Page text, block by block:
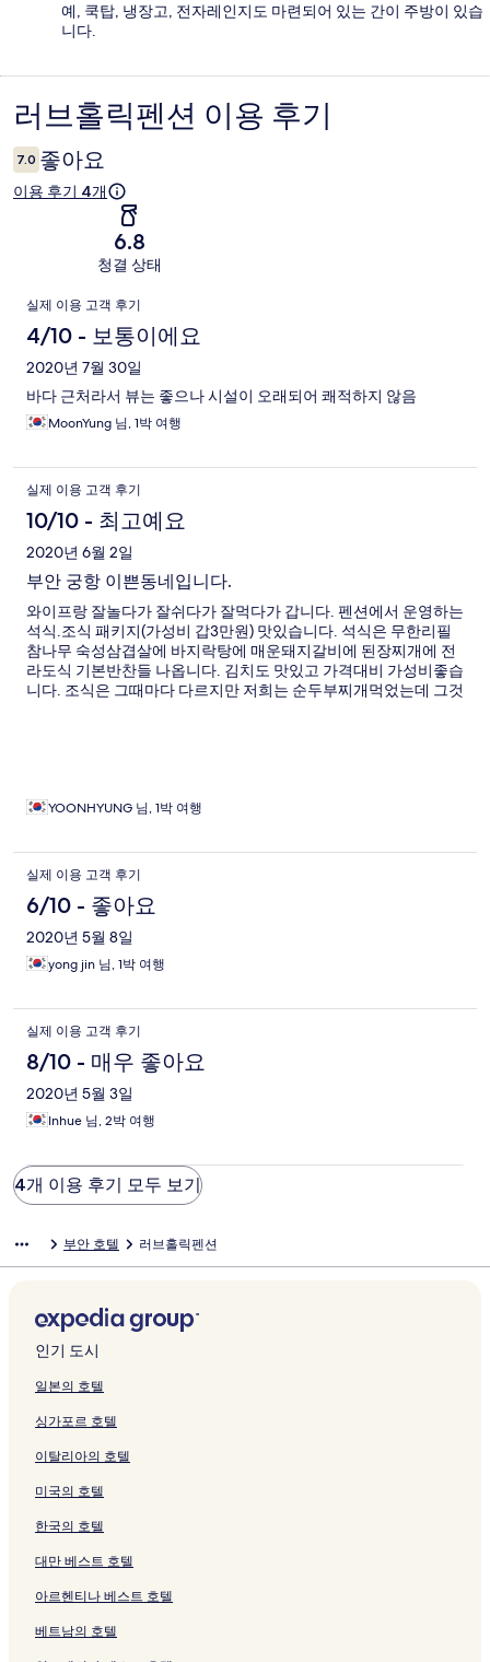
예, 쿡탑, 냉장고, 전자레인지도 마련되어 있는 간이 주방이 있습
니다.
이
용
후
러브홀릭펜션 이용 후기
7.0 좋아요
이용 후기 4개
6.8
청결 상태
이
용
후
기
실제 이용 고객 후기
4/10 - 보통이에요
2020년 7월 30일
바다 근처라서 뷰는 좋으나 시설이 오래되어 쾌적하지 않음
MoonYung 님, 1박 여행
실제 이용 고객 후기
10/10 - 최고예요
2020년 6월 2일
부안 궁항 이쁜동네입니다.
와이프랑 잘놀다가 잘쉬다가 잘먹다가 갑니다. 펜션에서 운영하는
석식.조식 패키지(가성비 갑3만원) 맛있습니다. 석식은 무한리필
참나무 숙성삼겹살에 바지락탕에 매운돼지갈비에 된장찌개에 전
라도식 기본반찬들 나옵니다. 김치도 맛있고 가격대비 가성비좋습
니다. 조식은 그때마다 다르지만 저희는 순두부찌개먹었는데 그것
YOONHYUNG 님, 1박 여행
실제 이용 고객 후기
6/10 - 좋아요
2020년 5월 8일
yong jin 님, 1박 여행
실제 이용 고객 후기
8/10 - 매우 좋아요
2020년 5월 3일
Inhue 님, 2박 여행
4개 이용 후기 모두 보기
부안 호텔 러브홀릭펜션
인기 도시
일본의 호텔
싱가포르 호텔
이탈리아의 호텔
미국의 호텔
한국의 호텔
대만 베스트 호텔
아르헨티나 베스트 호텔
베트남의 호텔